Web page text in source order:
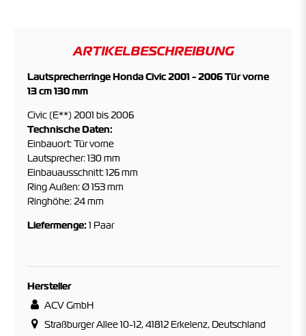
ARTIKELBESCHREIBUNG
Lautsprecherringe Honda Civic 2001 - 2006 Tür vorne
13 cm 130 mm
Civic (E**) 2001 bis 2006
Technische Daten:
Einbauort: Tür vorne
Lautsprecher: 130 mm
Einbauausschnitt: 126 mm
Ring Außen: Ø 153 mm
Ringhöhe: 24 mm
Liefermenge: 1 Paar
Hersteller
ACV GmbH
Straßburger Allee 10-12, 41812 Erkelenz, Deutschland